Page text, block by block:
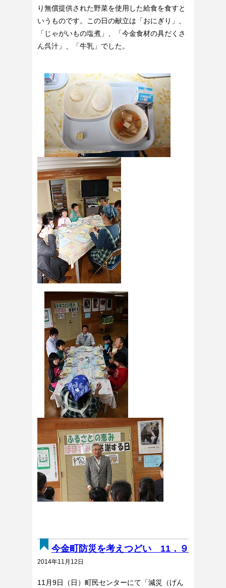
り無償提供された野菜を使用した給食を食すと
いうものです。この日の献立は「おにぎり」、
「じゃがいもの塩煮」、「今金食材の具だくさ
ん呉汁」、「牛乳」でした。
今金町防災を考えつどい 11．９
2014年11月12日
11月9日（日）町民センターにて「減災（げん